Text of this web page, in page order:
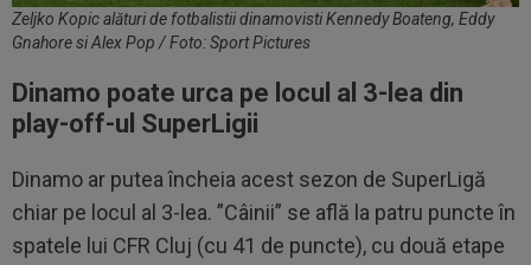
Zeljko Kopic alături de fotbalistii dinamovisti Kennedy Boateng, Eddy
Gnahore si Alex Pop / Foto: Sport Pictures
Dinamo poate urca pe locul al 3-lea din
play-off-ul SuperLigii
Dinamo ar putea încheia acest sezon de SuperLigă
chiar pe locul al 3-lea. ”Câinii” se află la patru puncte în
spatele lui CFR Cluj (cu 41 de puncte), cu două etape